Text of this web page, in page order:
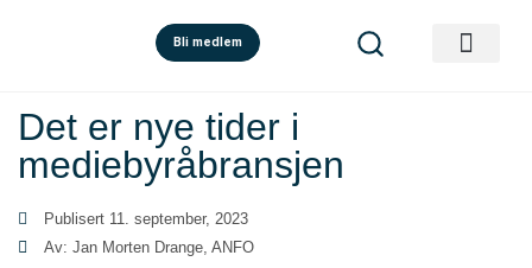
Bli medlem
Det er nye tider i
mediebyråbransjen
Publisert 11. september, 2023
Av: Jan Morten Drange, ANFO